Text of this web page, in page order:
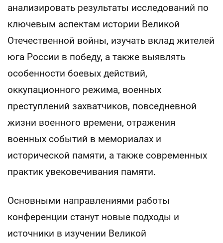
анализировать результаты исследований по
ключевым аспектам истории Великой
Отечественной войны, изучать вклад жителей
юга России в победу, а также выявлять
особенности боевых действий,
оккупационного режима, военных
преступлений захватчиков, повседневной
жизни военного времени, отражения
военных событий в мемориалах и
исторической памяти, а также современных
практик увековечивания памяти.
Основными направлениями работы
конференции станут новые подходы и
источники в изучении Великой